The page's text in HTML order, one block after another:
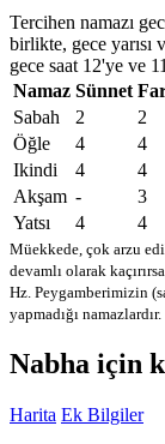
Tercihen namazı
birlikte, gece yarısı
gece saat 12'ye ve
Namaz Sünnet
Sabah
2 2
Öğle
4 4
Ikindi
4 4
Akşam - 3
Yatsı
4 4
Müekkede, çok arzu
devamlı olarak
Hz. Peygamberimizin
yapmadığı namazlardır.
Nabha için
Harita Ek Bilgiler